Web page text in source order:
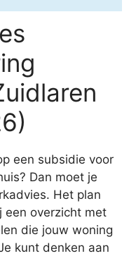
een subsidie voor
Dan moet je
Het plan
een overzicht met
die jouw woning
kunt denken aan